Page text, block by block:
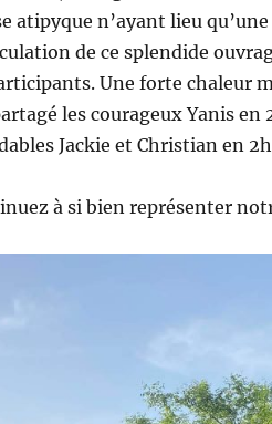
atipyque n’ayant lieu
de ce splendide
Une forte chaleur
les courageux Yanis en
Jackie et Christian en
à si bien représenter